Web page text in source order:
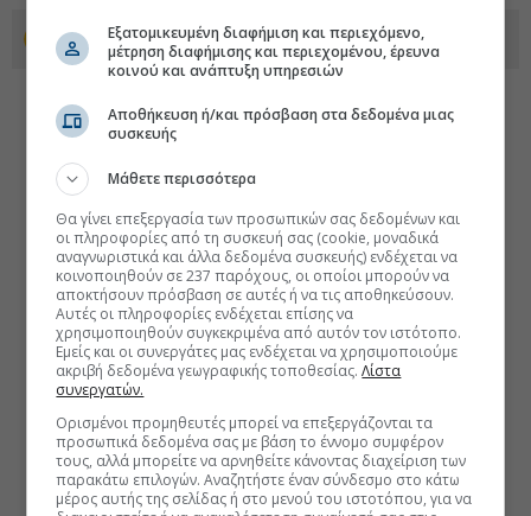
Προσθέστε το euro2day.gr στο Discover
Εξατομικευμένη διαφήμιση και περιεχόμενο,
μέτρηση διαφήμισης και περιεχομένου, έρευνα
κοινού και ανάπτυξη υπηρεσιών
Αποθήκευση ή/και πρόσβαση στα δεδομένα μιας
συσκευής
Μάθετε περισσότερα
Θα γίνει επεξεργασία των προσωπικών σας δεδομένων και
οι πληροφορίες από τη συσκευή σας (cookie, μοναδικά
αναγνωριστικά και άλλα δεδομένα συσκευής) ενδέχεται να
κοινοποιηθούν σε 237 παρόχους, οι οποίοι μπορούν να
αποκτήσουν πρόσβαση σε αυτές ή να τις αποθηκεύσουν.
Αυτές οι πληροφορίες ενδέχεται επίσης να
χρησιμοποιηθούν συγκεκριμένα από αυτόν τον ιστότοπο.
Εμείς και οι συνεργάτες μας ενδέχεται να χρησιμοποιούμε
ακριβή δεδομένα γεωγραφικής τοποθεσίας.Λίστα
συνεργατών.
Ορισμένοι προμηθευτές μπορεί να επεξεργάζονται τα
προσωπικά δεδομένα σας με βάση το έννομο συμφέρον
τους, αλλά μπορείτε να αρνηθείτε κάνοντας διαχείριση των
παρακάτω επιλογών. Αναζητήστε έναν σύνδεσμο στο κάτω
μέρος αυτής της σελίδας ή στο μενού του ιστοτόπου, για να